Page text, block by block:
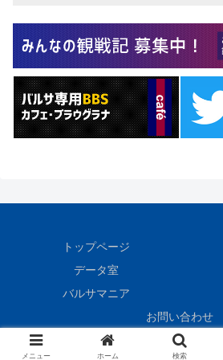
トップページ
データ室
バルサマニア
お問い合わせ
© 1999 BlauGrana.
メニュー ホーム 検索